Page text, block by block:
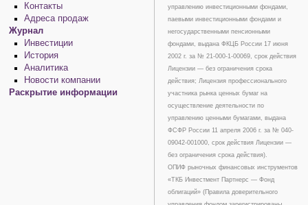
Контакты
Адреса продаж
Журнал
Инвестиции
История
Аналитика
Новости компании
Раскрытие информации
управлению инвестиционными фондами,
паевыми инвестиционными фондами и
негосударственными пенсионными
фондами, выдана ФКЦБ России 17 июня
2002 г. за № 21-000-1-00069, срок действия
Лицензии — без ограничения срока
действия; Лицензия профессионального
участника рынка ценных бумаг на
осуществление деятельности по
управлению ценными бумагами, выдана
ФСФР России 11 апреля 2006 г. за № 040-
09042-001000, срок действия Лицензии —
без ограничения срока действия).
ОПИФ рыночных финансовых инструментов
«ТКБ Инвестмент Партнерс — Фонд
облигаций» (Правила доверительного